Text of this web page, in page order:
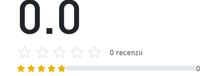
0
0.0
0 recenzii